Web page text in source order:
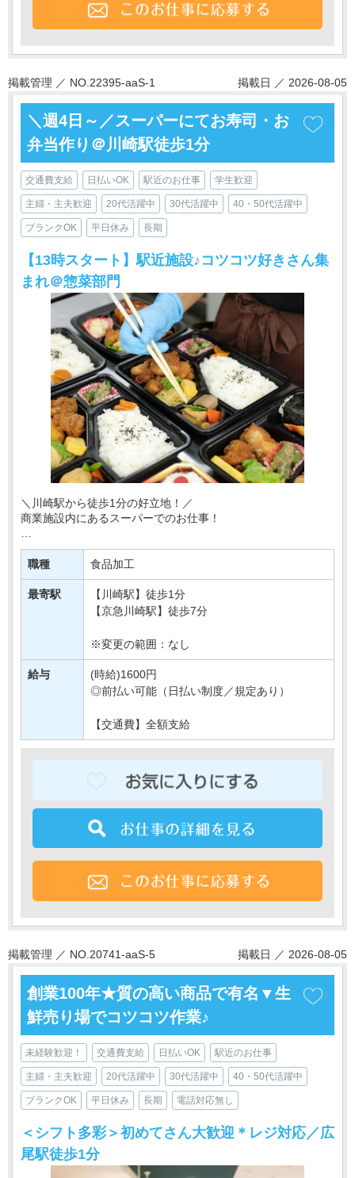
掲載管理 ／ NO.22395-aaS-1 掲載日 ／ 2026-08-05
＼週4日～／スーパーにてお寿司・お
弁当作り＠川崎駅徒歩1分
交通費支給 日払いOK 駅近のお仕事 学生歓迎
主婦・主夫歓迎 20代活躍中 30代活躍中 40・50代活躍中
ブランクOK 平日休み 長期
【13時スタート】駅近施設♪コツコツ好きさん集
まれ＠惣菜部門
＼川崎駅から徒歩1分の好立地！／
商業施設内にあるスーパーでのお仕事！
あなたには、
スーパーの惣菜部門でご活躍いただきます！
お惣菜の調理やパック詰めなど♪
「コツコツ作業が得意！」⇒そんな方へお・・・
職種 食品加工
最寄駅
【川崎駅】徒歩1分
【京急川崎駅】徒歩7分
※変更の範囲：なし
給与
(時給)1600円
◎前払い可能（日払い制度／規定あり）
【交通費】全額支給
掲載管理 ／ NO.20741-aaS-5 掲載日 ／ 2026-08-05
創業100年★質の高い商品で有名▼生
鮮売り場でコツコツ作業♪
未経験歓迎！ 交通費支給 日払いOK 駅近のお仕事
主婦・主夫歓迎 20代活躍中 30代活躍中 40・50代活躍中
ブランクOK 平日休み 長期 電話対応無し
＜シフト多彩＞初めてさん大歓迎＊レジ対応／広
尾駅徒歩1分